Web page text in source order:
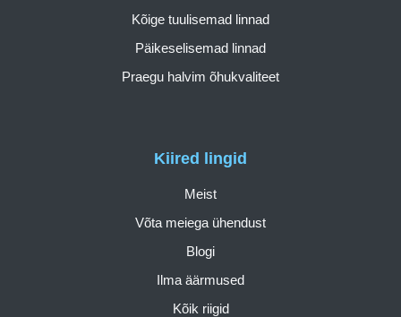
Kiired lingid
Meist
Võta meiega ühendust
Blogi
Ilma äärmused
Kõik riigid
Kõige tuulisemad linnad
Päikeselisemad linnad
Praegu halvim õhukvaliteet